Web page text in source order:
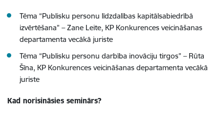
Tēma “Publisku personu līdzdalības kapitālsabiedrībā
izvērtēšana” – Zane Leite, KP Konkurences veicināšanas
departamenta vecākā juriste
Tēma “Publisku personu darbība inovāciju tirgos” – Rūta
Šīna, KP Konkurences veicināšanas departamenta vecākā
juriste
Kad norisināsies seminārs?